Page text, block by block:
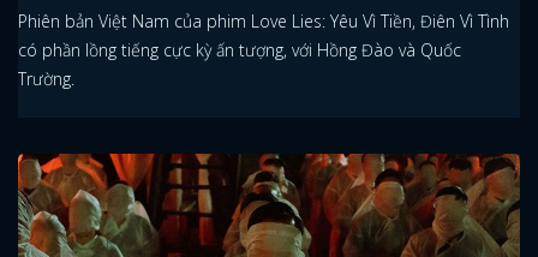
Phiên bản Việt Nam của phim Love Lies: Yêu Vì Tiền, Điên Vì Tình
có phần lồng tiếng cực kỳ ấn tượng, với Hồng Đào và Quốc
Trường.